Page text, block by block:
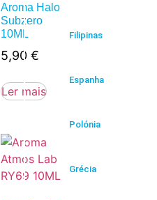
Filipinas
Espanha
Polónia
Grécia
Aroma Halo
Subzero
10ML
5,90 €
Ler mais